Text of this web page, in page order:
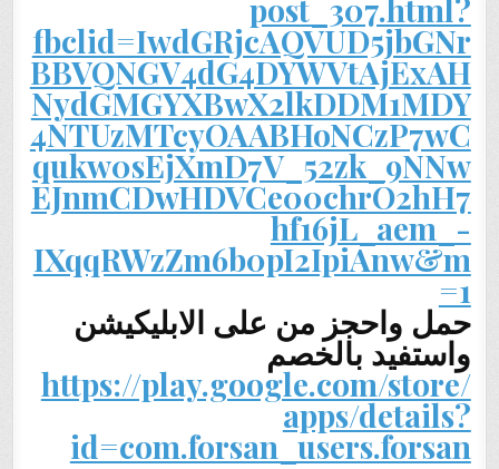
post_307.html?
fbclid=IwdGRjcAQVUD5jbGNr
BBVQNGV4dG4DYWVtAjExAH
NydGMGYXBwX2lkDDM1MDY
4NTUzMTcyOAABHoNCzP7wC
qukw0sEjXmD7V_52zk_9NNw
EJnmCDwHDVCe00chrO2hH7
hf16jL_aem_-
IXqqRWzZm6b0pI2IpiAnw&m
=1
حمل واحجز من على الابليكيشن
واستفيد بالخصم
https://play.google.com/store/
apps/details?
id=com.forsan_users.forsan